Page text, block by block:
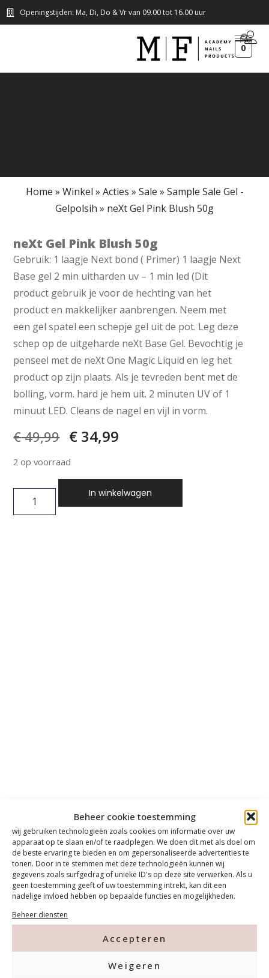
Beheer cookie toestemming
wij gebruiken technologieën zoals cookies om informatie over uw
apparaat op te slaan en/of te raadplegen. We doen dit met als doel om
de beste ervaring te bieden en om gepersonaliseerde advertenties te
tonen. Door in te stemmen met deze technologieën kunnen wij
gegevens zoals surfgedrag of unieke ID's op deze site verwerken. Als u
geen toestemming geeft of uw toestemming intrekt, kan dit een
nadelige invloed hebben op bepaalde functies en mogelijkheden.
Beheer diensten
Accepteren
Weigeren
Openingstijden: Ma, Di, Do & Vr van 09.00 tot 16.00 uur
0
Home » Winkel » Acties » Sale » Sample Sale Gel -
Gelpolsih » neXt Gel Pink Blush 50g
neXt Gel Pink Blush 50g
Gebruik: 1 laagje Next bond ( Primer) 1 laagje Next
Base gel 2 min uitharden uv – 1 min led (Dit
product gebruik je voor de hechting van het
product en makkelijker aanbrengen. Neem met
een gel spatel een schepje gel uit de pot. Leg deze
schep op de uitgeharde neXt Base Gel. Bevochtig je
penseel met de neXt One Magic Liquid en leg het
product op zijn plaats. Als je tevreden bent met de
bolling, vorm. hard je hem uit. 2 minuten UV of 1
minuut LED. Cleans de nagel en vijl in vorm.
€49,99 € 34,99
2 op voorraad
In winkelwagen
Tanthofdreef 7 2623 EW Delft